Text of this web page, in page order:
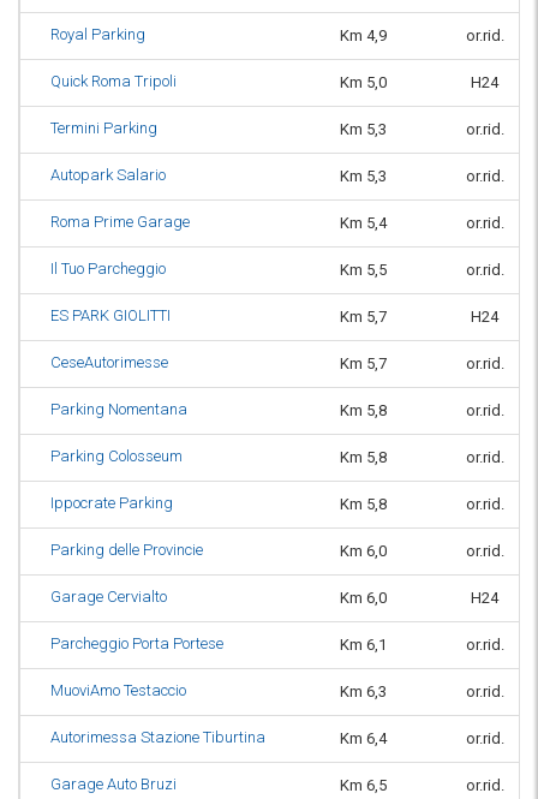
Royal Parking Km 4,9 or.rid.
Quick Roma Tripoli Km 5,0 H24
Termini Parking Km 5,3 or.rid.
Autopark Salario Km 5,3 or.rid.
Roma Prime Garage Km 5,4 or.rid.
Il Tuo Parcheggio Km 5,5 or.rid.
ES PARK GIOLITTI Km 5,7 H24
CeseAutorimesse Km 5,7 or.rid.
Parking Nomentana Km 5,8 or.rid.
Parking Colosseum Km 5,8 or.rid.
Ippocrate Parking Km 5,8 or.rid.
Parking delle Provincie Km 6,0 or.rid.
Garage Cervialto Km 6,0 H24
Parcheggio Porta Portese Km 6,1 or.rid.
MuoviAmo Testaccio Km 6,3 or.rid.
Autorimessa Stazione Tiburtina Km 6,4 or.rid.
Garage Auto Bruzi Km 6,5 or.rid.